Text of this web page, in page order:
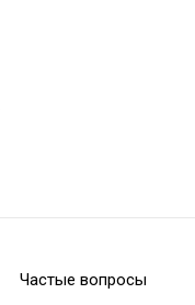
Частые вопросы